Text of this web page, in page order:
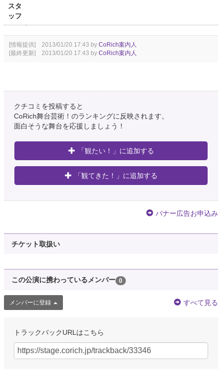
スタ
ッフ
[情報提供] 2013/01/20 17:43 by CoRich案内人
[最終更新] 2013/01/20 17:43 by CoRich案内人
クチコミを投稿すると
CoRich舞台芸術！のランキングに反映されます。
面白そうな舞台を応援しましょう！
「観たい！」に追加する
「観てきた！」に追加する
バナー広告お申込み
チケット取扱い
この公演に携わっているメンバー 0
メンバーに登録 すべて見る
トラックバックURLはこちら